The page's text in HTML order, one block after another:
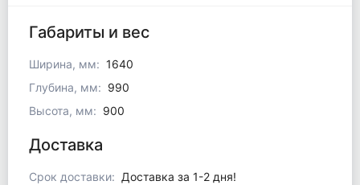
Габариты и вес
Ширина, мм: 1640
Глубина, мм: 990
Высота, мм: 900
Доставка
Срок доставки: Доставка за 1-2 дня!